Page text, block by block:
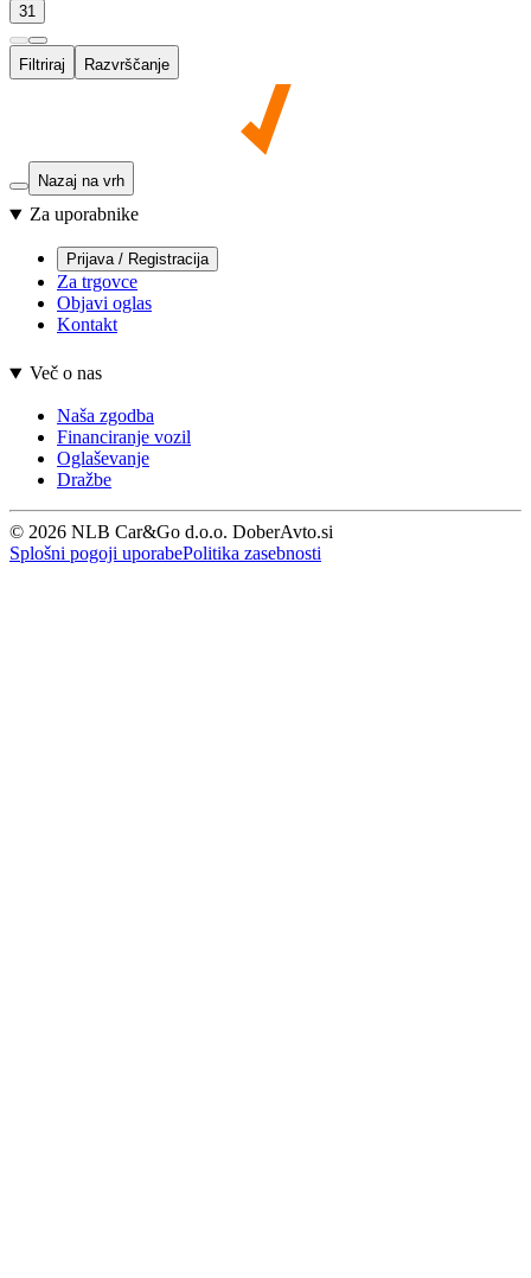
31
Filtriraj Razvrščanje
Nazaj na vrh
Za uporabnike
Prijava / Registracija
Za trgovce
Objavi oglas
Kontakt
Več o nas
Naša zgodba
Financiranje vozil
Oglaševanje
Dražbe
© 2026 NLB Car&Go d.o.o. DoberAvto.si
Splošni pogoji uporabePolitika zasebnosti